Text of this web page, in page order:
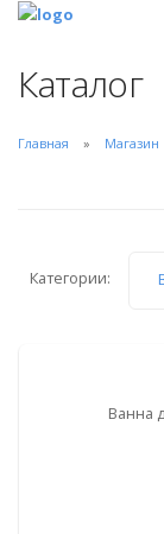
Каталог
Главная Магазин
Категории:
Ванна